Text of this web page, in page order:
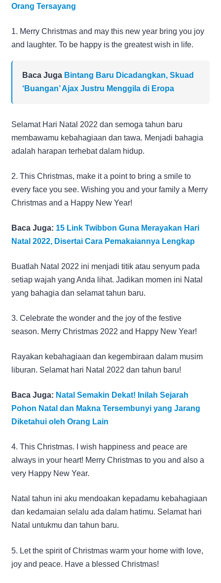
Orang Tersayang
1. Merry Christmas and may this new year bring you joy
and laughter. To be happy is the greatest wish in life.
Baca Juga Bintang Baru Dicadangkan, Skuad
‘Buangan’ Ajax Justru Menggila di Eropa
Selamat Hari Natal 2022 dan semoga tahun baru
membawamu kebahagiaan dan tawa. Menjadi bahagia
adalah harapan terhebat dalam hidup.
2. This Christmas, make it a point to bring a smile to
every face you see. Wishing you and your family a Merry
Christmas and a Happy New Year!
Baca Juga: 15 Link Twibbon Guna Merayakan Hari
Natal 2022, Disertai Cara Pemakaiannya Lengkap
Buatlah Natal 2022 ini menjadi titik atau senyum pada
setiap wajah yang Anda lihat. Jadikan momen ini Natal
yang bahagia dan selamat tahun baru.
3. Celebrate the wonder and the joy of the festive
season. Merry Christmas 2022 and Happy New Year!
Rayakan kebahagiaan dan kegembiraan dalam musim
liburan. Selamat hari Natal 2022 dan tahun baru!
Baca Juga: Natal Semakin Dekat! Inilah Sejarah
Pohon Natal dan Makna Tersembunyi yang Jarang
Diketahui oleh Orang Lain
4. This Christmas. I wish happiness and peace are
always in your heart! Merry Christmas to you and also a
very Happy New Year.
Natal tahun ini aku mendoakan kepadamu kebahagiaan
dan kedamaian selalu ada dalam hatimu. Selamat hari
Natal untukmu dan tahun baru.
5. Let the spirit of Christmas warm your home with love,
joy and peace. Have a blessed Christmas!